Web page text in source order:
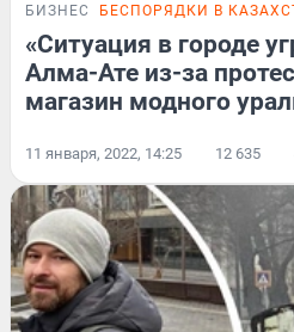
БИЗНЕС БЕСПОРЯДКИ В
«Ситуация в городе
Алма-Ате из-за
магазин модного
11 января, 2022, 14:25 12 635